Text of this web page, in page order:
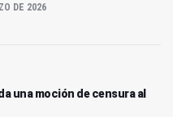
DE 2026
una moción de censura al